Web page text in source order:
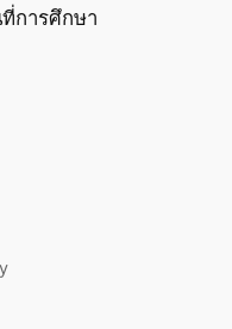
การศึกษา